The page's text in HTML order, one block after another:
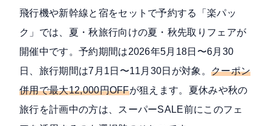
飛行機や新幹線と宿をセットで予約する「楽パッ
ク」では、夏・秋旅行向けの夏・秋先取りフェアが
開催中です。予約期間は2026年5月18日〜6月30
日、旅行期間は7月1日〜11月30日が対象。クーポン
併用で最大12,000円OFFが狙えます。夏休みや秋の
旅行を計画中の方は、スーパーSALE前にこのフェ